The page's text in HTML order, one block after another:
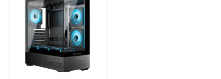
Masaüstü
Kompüter Enerji
Təchizatı ESB550W